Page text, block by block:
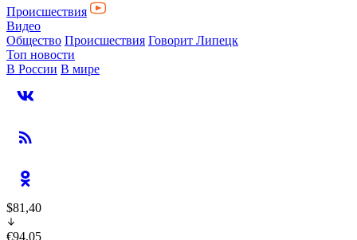
Происшествия
Видео
Общество Происшествия Говорит Липецк
Топ новости
В России В мире
$81,40
€94,05